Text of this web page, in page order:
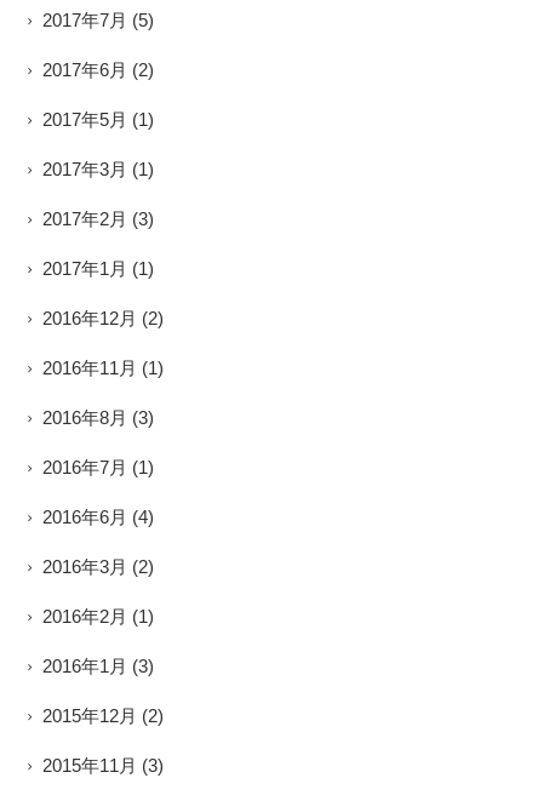
2017年7月 (5)
2017年6月 (2)
2017年5月 (1)
2017年3月 (1)
2017年2月 (3)
2017年1月 (1)
2016年12月 (2)
2016年11月 (1)
2016年8月 (3)
2016年7月 (1)
2016年6月 (4)
2016年3月 (2)
2016年2月 (1)
2016年1月 (3)
2015年12月 (2)
2015年11月 (3)